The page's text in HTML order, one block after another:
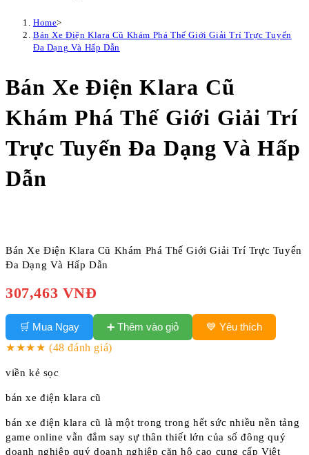
Home>
Bán Xe Điện Klara Cũ Khám Phá Thế Giới Giải Trí Trực Tuyến
Đa Dạng Và Hấp Dẫn
Bán Xe Điện Klara Cũ
Khám Phá Thế Giới Giải Trí
Trực Tuyến Đa Dạng Và Hấp
Dẫn
Bán Xe Điện Klara Cũ Khám Phá Thế Giới Giải Trí Trực Tuyến
Đa Dạng Và Hấp Dẫn
307,463 VNĐ
🛒 Mua Ngay ➕ Thêm vào giỏ
💙 Yêu thích
★★★★ (48 đánh giá)
viền kẻ sọc
bán xe điện klara cũ
bán xe điện klara cũ là một trong trong hết sức nhiều nền tảng
game online vẫn đắm say sự thân thiết lớn của số đông quý
doanh nghiệp quý doanh nghiệp căn hộ cao cung cấp Việt